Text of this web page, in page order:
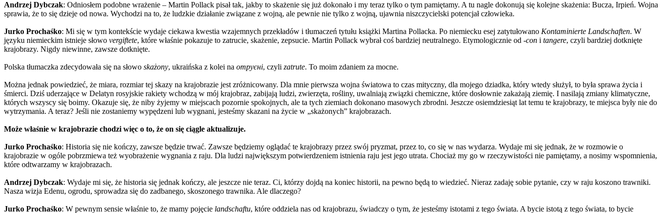
Andrzej Dybczak: Odniosłem podobne wrażenie – Martin Pollack pisał tak, jakby to skażenie się już dokonało i my teraz tylko o tym pamiętamy. A tu nagle dokonują się kolejne skażenia: Bucza, Irpień. Wojna
sprawia, że to się dzieje od nowa. Wychodzi na to, że ludzkie działanie związane z wojną, ale pewnie nie tylko z wojną, ujawnia niszczycielski potencjał człowieka.
Jurko Prochaśko: Mi się w tym kontekście wydaje ciekawa kwestia wzajemnych przekładów i tłumaczeń tytułu książki Martina Pollacka. Po niemiecku esej zatytułowano Kontaminierte Landschaften. W
języku niemieckim istnieje słowo vergiftete, które właśnie pokazuje to zatrucie, skażenie, zepsucie. Martin Pollack wybrał coś bardziej neutralnego. Etymologicznie od -con i tangere, czyli bardziej dotknięte
krajobrazy. Nigdy niewinne, zawsze dotknięte.
Polska tłumaczka zdecydowała się na słowo skażony, ukraińska z kolei na oтруєні, czyli zatrute. To moim zdaniem za mocne.
Można jednak powiedzieć, że miara, rozmiar tej skazy na krajobrazie jest zróżnicowany. Dla mnie pierwsza wojna światowa to czas mityczny, dla mojego dziadka, który wtedy służył, to była sprawa życia i
śmierci. Dziś uderzające w Delatyn rosyjskie rakiety wchodzą w mój krajobraz, zabijają ludzi, zwierzęta, rośliny, uwalniają związki chemiczne, które dosłownie zakażają ziemię. I nasilają zmiany klimatyczne,
których wszyscy się boimy. Okazuje się, że niby żyjemy w miejscach pozornie spokojnych, ale ta tych ziemiach dokonano masowych zbrodni. Jeszcze osiemdziesiąt lat temu te krajobrazy, te miejsca były nie do
wytrzymania. A teraz? Jeśli nie zostaniemy wypędzeni lub wygnani, jesteśmy skazani na życie w „skażonych” krajobrazach.
Może właśnie w krajobrazie chodzi więc o to, że on się ciągle aktualizuje.
Jurko Prochaśko: Historia się nie kończy, zawsze będzie trwać. Zawsze będziemy oglądać te krajobrazy przez swój pryzmat, przez to, co się w nas wydarza. Wydaje mi się jednak, że w rozmowie o
krajobrazie w ogóle pobrzmiewa też wyobrażenie wygnania z raju. Dla ludzi największym potwierdzeniem istnienia raju jest jego utrata. Chociaż my go w rzeczywistości nie pamiętamy, a nosimy wspomnienia,
które odtwarzamy w krajobrazach.
Andrzej Dybczak: Wydaje mi się, że historia się jednak kończy, ale jeszcze nie teraz. Ci, którzy dojdą na koniec historii, na pewno będą to wiedzieć. Nieraz zadaję sobie pytanie, czy w raju koszono trawniki.
Nasza wizja Edenu, ogrodu, sprowadza się do zadbanego, skoszonego trawnika. Ale dlaczego?
Jurko Prochaśko: W pewnym sensie właśnie to, że mamy pojęcie landschaftu, które oddziela nas od krajobrazu, świadczy o tym, że jesteśmy istotami z tego świata. A bycie istotą z tego świata, to bycie